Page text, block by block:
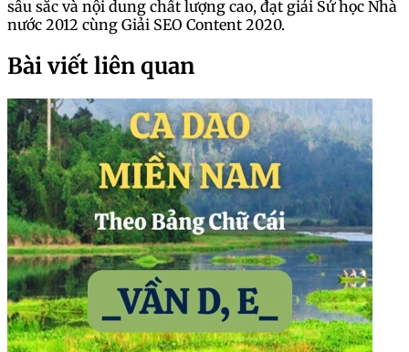
sâu sắc và nội dung chất lượng cao, đạt giải Sử học Nhà
nước 2012 cùng Giải SEO Content 2020.
Bài viết liên quan